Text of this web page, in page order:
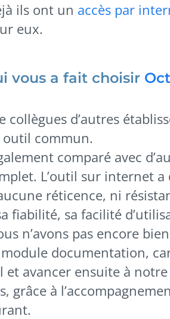
ils ont un accès par
eux.
vous a fait choisir
collègues d’autres
outil commun.
comparé avec
L’outil sur internet a
réticence, ni
fiabilité, sa facilité
n’avons pas encore
documentation,
et avancer ensuite à
grâce à